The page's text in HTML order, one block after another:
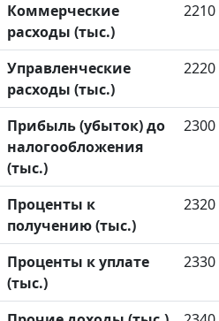
Коммерческие
расходы (тыс.)
2210
Управленческие
расходы (тыс.)
2220
Прибыль (убыток) до
налогообложения
(тыс.)
2300
Проценты к
получению (тыс.)
2320
Проценты к уплате
(тыс.)
2330